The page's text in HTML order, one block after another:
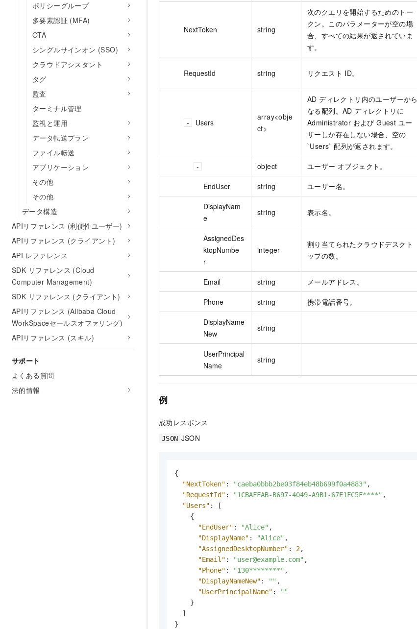
ポリシーグループ
多要素認証 (MFA)
OTA
シングルサインオン (SSO)
クラウドアシスタント
タグ
監査
ターミナル管理
監視と運用
データ転送プラン
ファイル転送
アプリケーション
その他
その他
データ構造
APIリファレンス (利便性ユーザー)
APIリファレンス (クライアント)
API レファレンス
SDK リファレンス (Cloud
Computer Management)
SDK リファレンス (クライアント)
APIリファレンス (Alibaba Cloud
WorkSpaceセールスオファリング)
APIリファレンス (スキル)
サポート
よくある質問
法的情報
NextToken string
次のクエリを開始するためのトー
クン。このパラメーターが空の場
合、すべての結果が返されていま
す。
RequestId string リクエスト ID。
Users
array<obje
ct>
AD ディレクトリ内のユーザーから
なる配列。AD ディレクトリに
Administrator および Guest ユー
ザーしか存在しない場合、空の
`Users` 配列が返されます。
object ユーザー オブジェクト。
EndUser string ユーザー名。
DisplayNam
e
string 表示名。
AssignedDes
ktopNumbe
r
integer
割り当てられたクラウドデスクト
ップの数。
Email string メールアドレス。
Phone string 携帯電話番号。
DisplayName
New
string
UserPrincipal
Name
string
例
成功レスポンス
JSON JSON
{
"NextToken" : "caeba0bbb2be03f84eb48b699f0a4883" ,
"RequestId" : "1CBAFFAB-B697-4049-A9B1-67E1FC5F****" ,
"Users" :
[
{
"EndUser" : "Alice" ,
"DisplayName" : "Alice" ,
"AssignedDesktopNumber" : 2,
"Email" : "user@example.com" ,
"Phone" : "130********" ,
"DisplayNameNew" : "" ,
"UserPrincipalName" :
""
}
]
}